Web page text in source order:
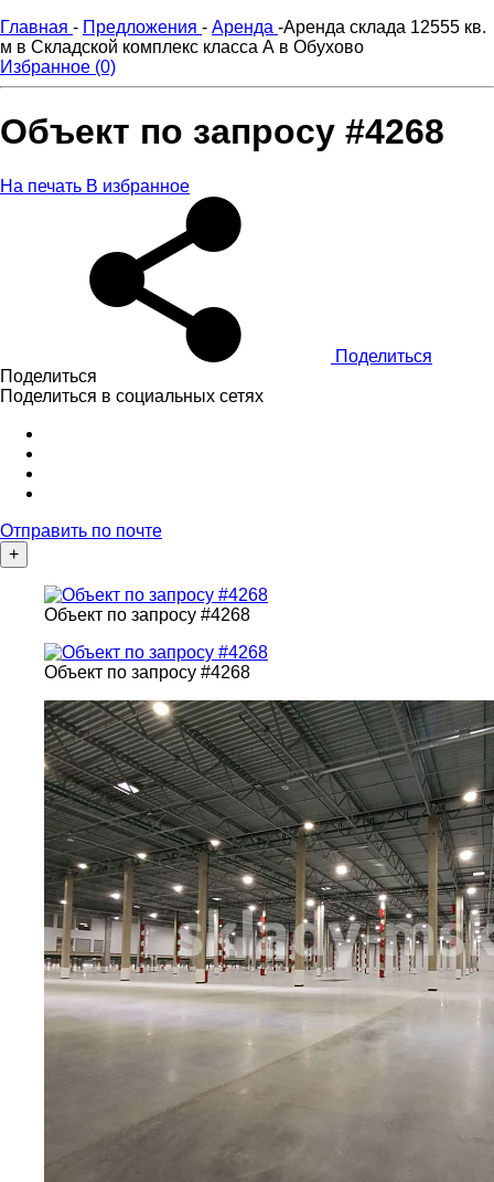
Главная - Предложения - Аренда -Аренда склада 12555 кв.
м в Складской комплекс класса А в Обухово
Избранное (0)
Объект по запросу #4268
На печать В избранное
Поделиться
Поделиться
Поделиться в социальных сетях
Отправить по почте
+
Объект по запросу #4268
Объект по запросу #4268